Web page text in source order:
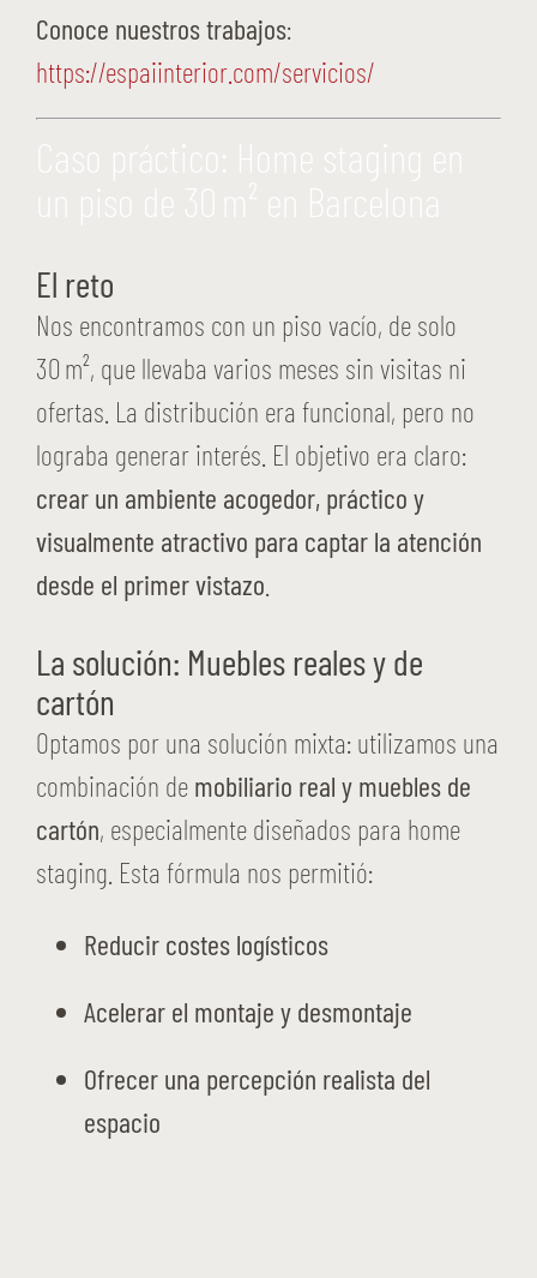
Conoce nuestros trabajos:
https://espaiinterior.com/servicios/
El reto
Nos encontramos con un piso vacío, de solo
30 m², que llevaba varios meses sin visitas ni
ofertas. La distribución era funcional, pero no
lograba generar interés. El objetivo era claro:
crear un ambiente acogedor, práctico y
visualmente atractivo para captar la atención
desde el primer vistazo
La solución: Muebles reales y de
cartón
Optamos por una solución mixta: utilizamos una
combinación de mobiliario real y muebles de
cartón, especialmente diseñados para home
staging. Esta fórmula nos permitió:
Reducir costes logísticos
Acelerar el montaje y desmontaje
Ofrecer una percepción realista del
espacio